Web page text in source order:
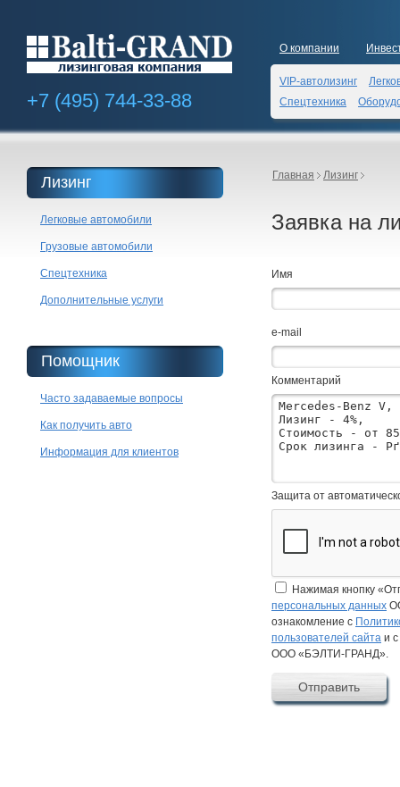
О компании
VIP-автолизинг
Спецтехника
+7 (495) 744-33-88
Главная Лизинг
Заявка на
Имя
e-mail
Комментарий
Защита от
Нажимая кнопку
персональных данных
ознакомление с
пользователей сайта и с
ООО «БЭЛТИ-ГРАНД».
Лизинг
Легковые автомобили
Грузовые автомобили
Спецтехника
Дополнительные услуги
Помощник
Часто задаваемые вопросы
Как получить авто
Информация для клиентов